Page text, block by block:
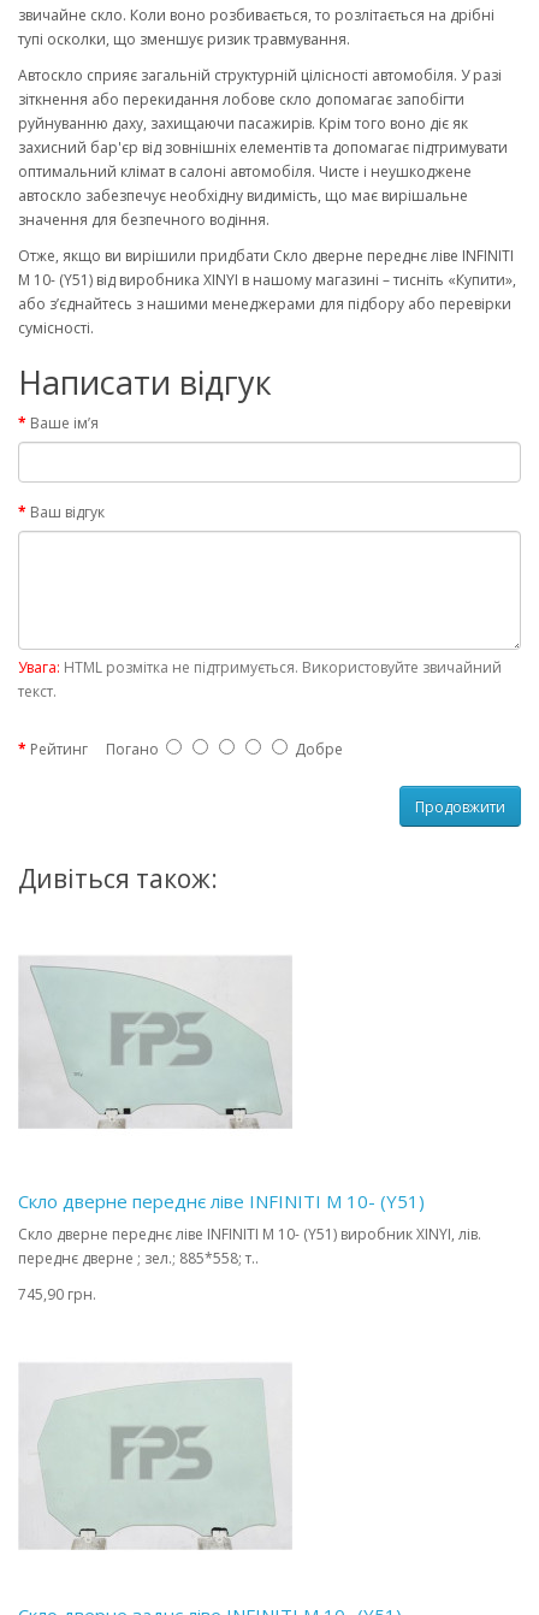
звичайне скло. Коли воно розбивається, то розлітається на дрібні
тупі осколки, що зменшує ризик травмування.
Автоскло сприяє загальній структурній цілісності автомобіля. У разі
зіткнення або перекидання лобове скло допомагає запобігти
руйнуванню даху, захищаючи пасажирів. Крім того воно діє як
захисний бар'єр від зовнішніх елементів та допомагає підтримувати
оптимальний клімат в салоні автомобіля. Чисте і неушкоджене
автоскло забезпечує необхідну видимість, що має вирішальне
значення для безпечного водіння.
Отже, якщо ви вирішили придбати Скло дверне переднє ліве INFINITI
M 10- (Y51) від виробника XINYI в нашому магазині – тисніть «Купити»,
або з’єднайтесь з нашими менеджерами для підбору або перевірки
сумісності.
Написати відгук
Ваше ім’я
Ваш відгук
Увага: HTML розмітка не підтримується. Використовуйте звичайний
текст.
Рейтинг Погано Добре
Продовжити
Дивіться також:
Скло дверне переднє ліве INFINITI M 10- (Y51)
Скло дверне переднє ліве INFINITI M 10- (Y51) виробник XINYI, лів.
переднє дверне ; зел.; 885*558; т..
745,90 грн.